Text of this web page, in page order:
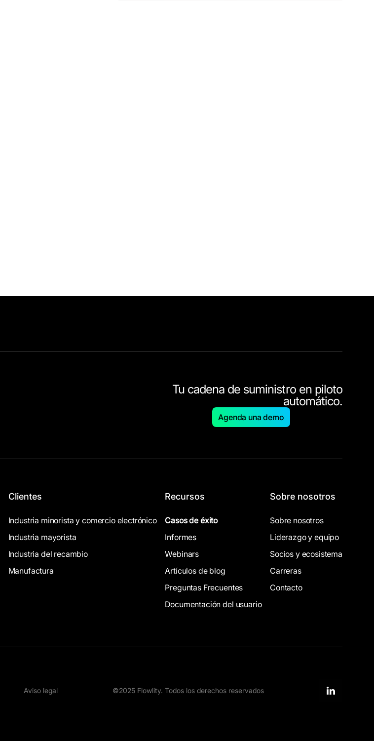
Tu cadena de suministro en piloto
automático.
Agenda una demo
Clientes
Industria minorista y comercio electrónico
Industria mayorista
Industria del recambio
Manufactura
Recursos
Casos de éxito
Informes
Webinars
Artículos de blog
Preguntas Frecuentes
Documentación del usuario
Sobre nosotros
Sobre nosotros
Liderazgo y equipo
Socios y ecosistema
Carreras
Contacto
Aviso legal ©2025 Flowlity. Todos los derechos reservados